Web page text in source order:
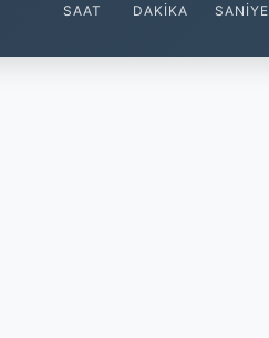
SAAT DAKIKA SANIYE